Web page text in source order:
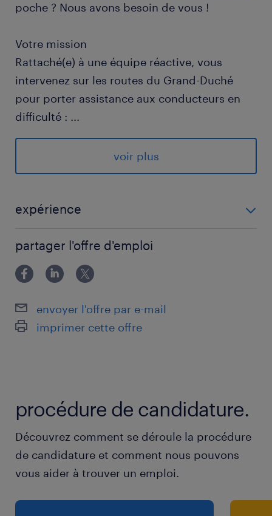
poche ? Nous avons besoin de vous !
Votre mission
Rattaché(e) à une équipe réactive, vous
intervenez sur les routes du Grand-Duché
pour porter assistance aux conducteurs en
difficulté : ...
Diagnostic rapide sur place (batterie,
crevaison, erreurs de carburant).
légers ou utilitaires selon les règles de
Gestion administrative (fiches d'intervention,
rapports de sinistres).
Ambassadeur de la marque : vous êtes le
!
Expérience en mécanique automobile ou en
Langues : Français courant. La maîtrise du
Luxembourgeois, de l'Allemand ou de
l'Anglais est un avantage majeur au
Luxembourg!
voir plus
expérience
partager l'offre d'emploi
envoyer l'offre par e-mail
imprimer cette offre
procédure de candidature.
Découvrez comment se déroule la procédure
de candidature et comment nous pouvons
vous aider à trouver un emploi.